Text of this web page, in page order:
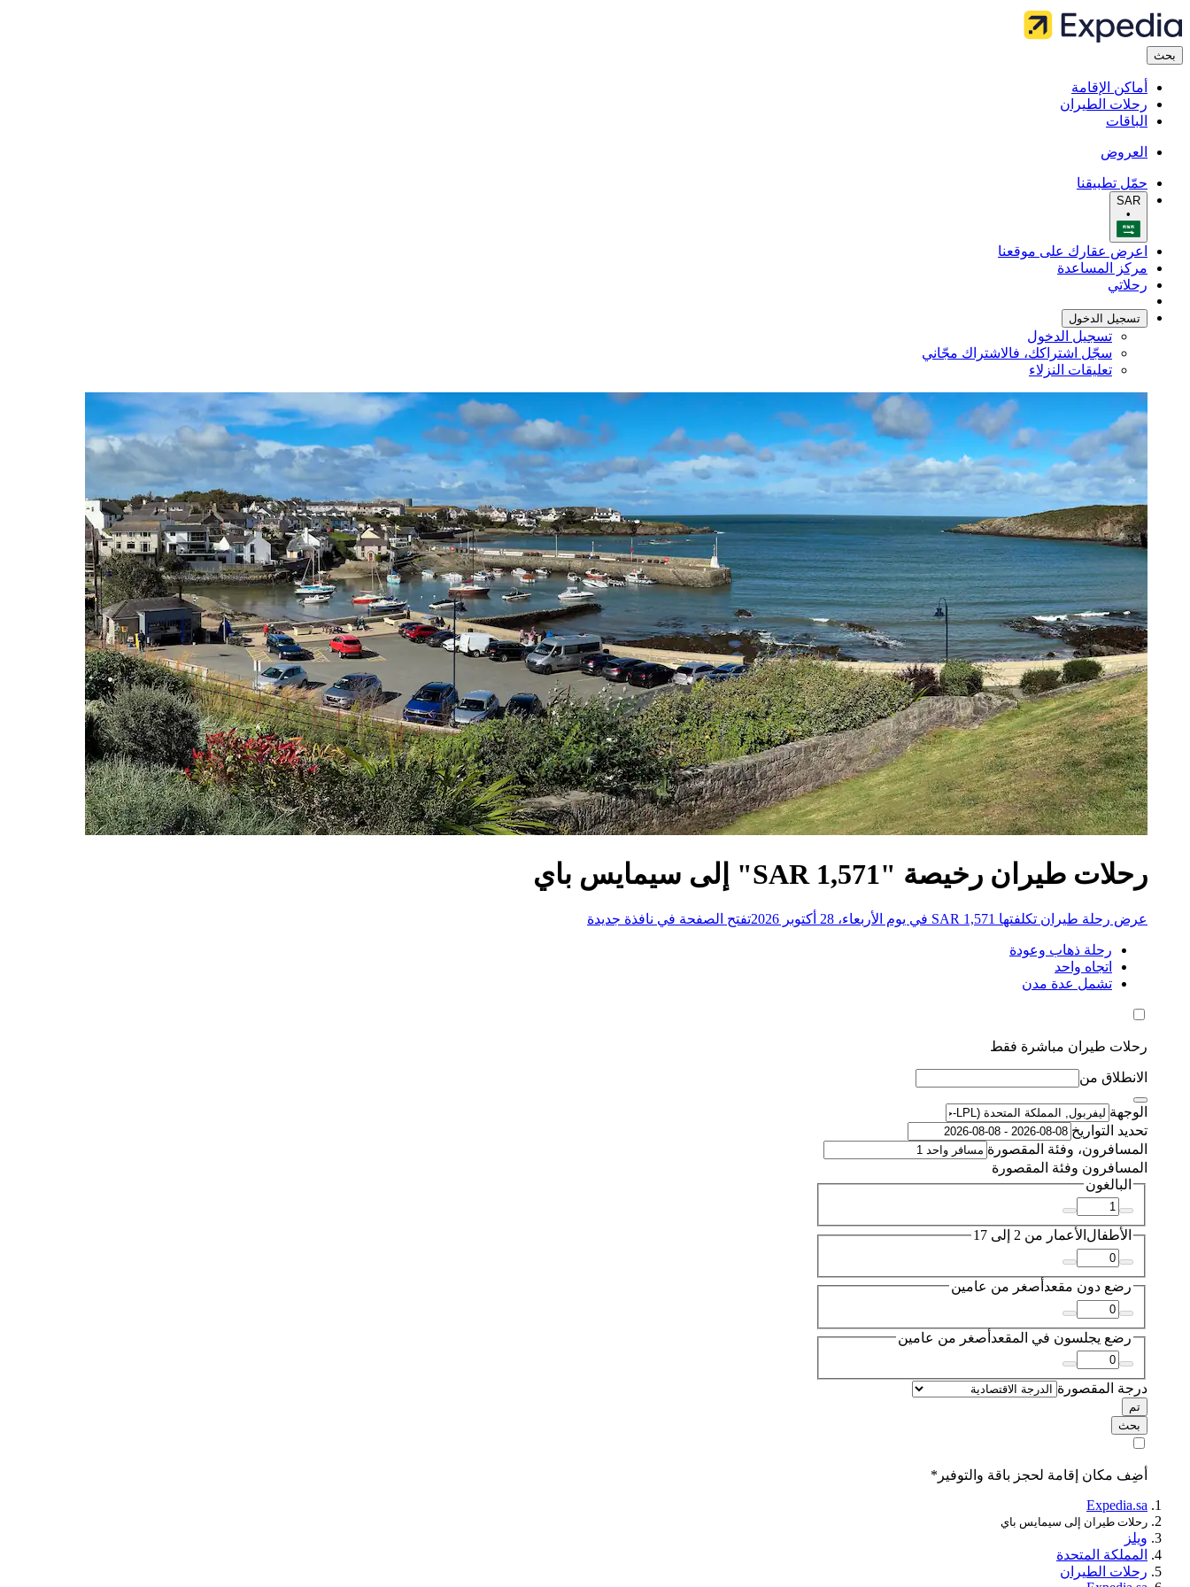
بحث
أماكن الإقامة
رحلات الطيران
الباقات
العروض
حمّل تطبيقنا
SAR
•
اعرض عقارك على موقعنا
مركز المساعدة
رحلاتي
تسجيل الدخول
تسجيل الدخول
سجّل اشتراكك، فالاشتراك مجّاني
تعليقات النزلاء
رحلات طيران رخيصة "SAR 1,571" إلى سيمايس باي
عرض رحلة طيران تكلفتها SAR 1,571 في يوم الأربعاء، 28 أكتوبر 2026 تفتح الصفحة في نافذة جديدة
رحلة ذهاب وعودة
اتجاه واحد
تشمل عدة مدن
رحلات طيران مباشرة فقط
الانطلاق من
الوجهة
تحديد التواريخ
المسافرون، وفئة المقصورة
المسافرون وفئة المقصورة
البالغون
الأطفال الأعمار من 2 إلى 17
رضع دون مقعد أصغر من عامين
رضع يجلسون في المقعد أصغر من عامين
درجة المقصورة
تم
بحث
أضِف مكان إقامة لحجز باقة والتوفير*
Expedia.sa
رحلات طيران إلى سيمايس باي
ويلز
المملكة المتحدة
رحلات الطيران